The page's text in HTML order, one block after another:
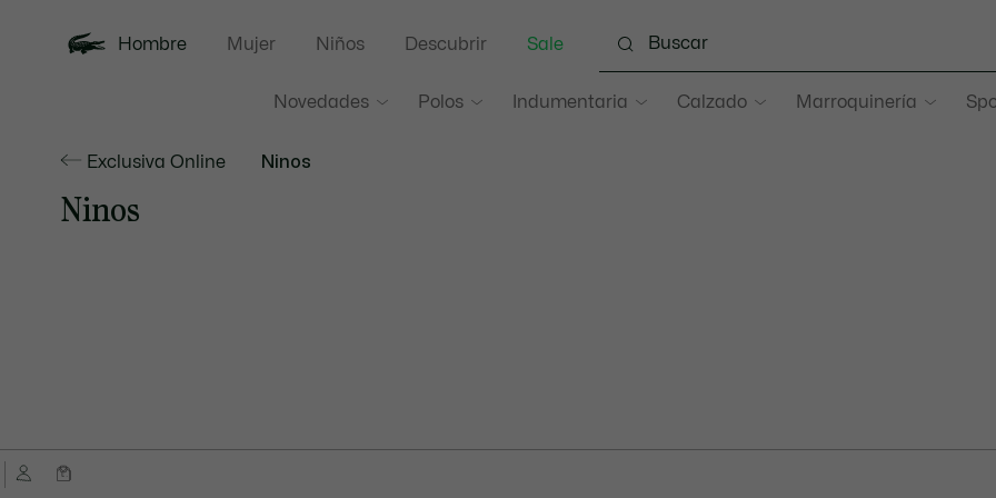
Hombre
Novedades Polos Indumentaria Calzado Marroquinería
Mujer Niños Descubrir Sale
Exclusiva Online Ninos
Ninos